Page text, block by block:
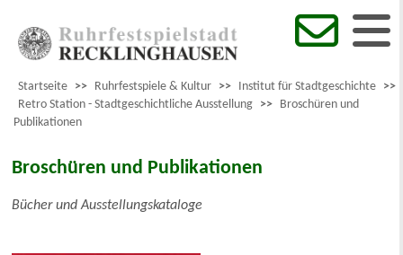
Startseite >> Ruhrfestspiele & Kultur >> Institut für Stadtgeschichte >>
Retro Station - Stadtgeschichtliche Ausstellung >> Broschüren und
Publikationen
Broschüren und Publikationen
Bücher und Ausstellungskataloge